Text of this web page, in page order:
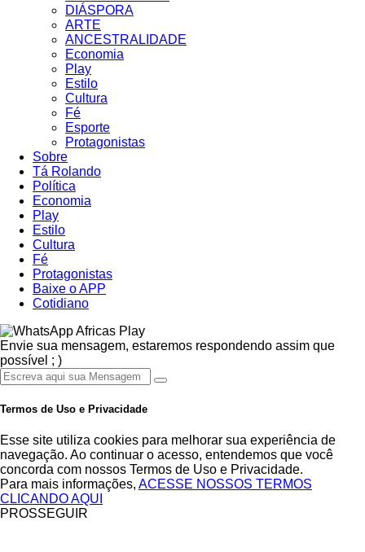
DIÁSPORA
ARTE
ANCESTRALIDADE
Economia
Play
Estilo
Cultura
Fé
Esporte
Protagonistas
Sobre
Tá Rolando
Política
Economia
Play
Estilo
Cultura
Fé
Protagonistas
Baixe o APP
Cotidiano
Africas Play
Envie sua mensagem, estaremos respondendo assim que
possível ; )
Termos de Uso e Privacidade
Esse site utiliza cookies para melhorar sua experiência de
navegação. Ao continuar o acesso, entendemos que você
concorda com nossos Termos de Uso e Privacidade.
Para mais informações, ACESSE NOSSOS TERMOS
CLICANDO AQUI
PROSSEGUIR